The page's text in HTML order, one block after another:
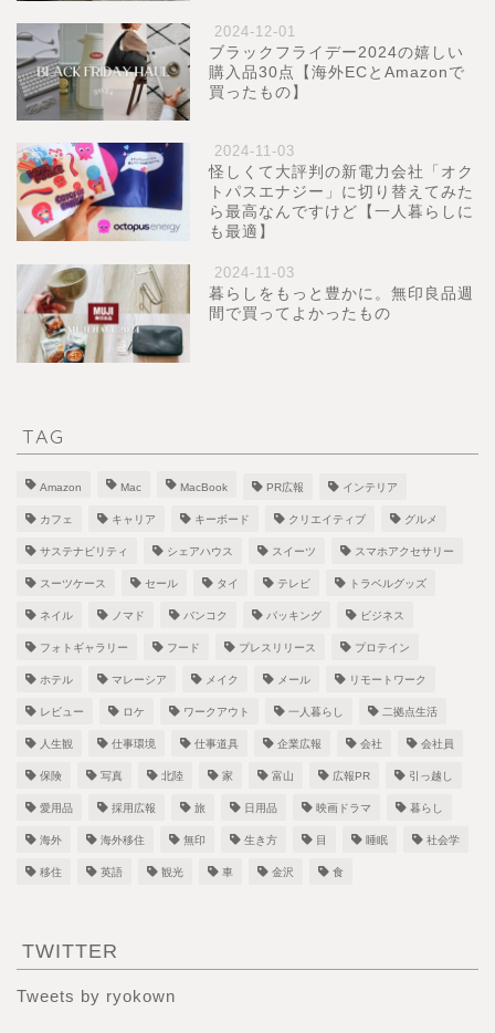
2024-12-01
ブラックフライデー2024の嬉しい
購入品30点【海外ECとAmazonで
買ったもの】
2024-11-03
怪しくて大評判の新電力会社「オク
トパスエナジー」に切り替えてみた
ら最高なんですけど【一人暮らしに
も最適】
2024-11-03
暮らしをもっと豊かに。無印良品週
間で買ってよかったもの
TAG
Amazon Mac MacBook PR広報 インテリア
カフェ キャリア キーボード クリエイティブ グルメ
サステナビリティ シェアハウス スイーツ スマホアクセサリー
スーツケース セール タイ テレビ トラベルグッズ
ネイル ノマド バンコク パッキング ビジネス
フォトギャラリー フード プレスリリース プロテイン
ホテル マレーシア メイク メール リモートワーク
レビュー ロケ ワークアウト 一人暮らし 二拠点生活
人生観 仕事環境 仕事道具 企業広報 会社 会社員
保険 写真 北陸 家 富山 広報PR 引っ越し
愛用品 採用広報 旅 日用品 映画ドラマ 暮らし
海外 海外移住 無印 生き方 目 睡眠 社会学
移住 英語 観光 車 金沢 食
TWITTER
Tweets by ryokown